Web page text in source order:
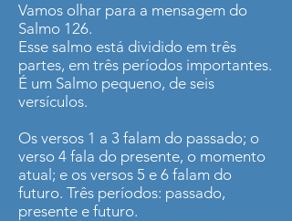
Vamos olhar para a mensagem do
Salmo 126.
Esse salmo está dividido em três
partes, em três períodos importantes.
É um Salmo pequeno, de seis
versículos.
Os versos 1 a 3 falam do passado; o
verso 4 fala do presente, o momento
atual; e os versos 5 e 6 falam do
futuro. Três períodos: passado,
presente e futuro.